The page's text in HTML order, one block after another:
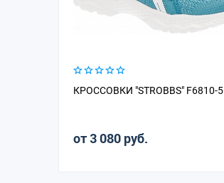
КРОССОВКИ "STROBBS" F6810-5
от 3 080 руб.